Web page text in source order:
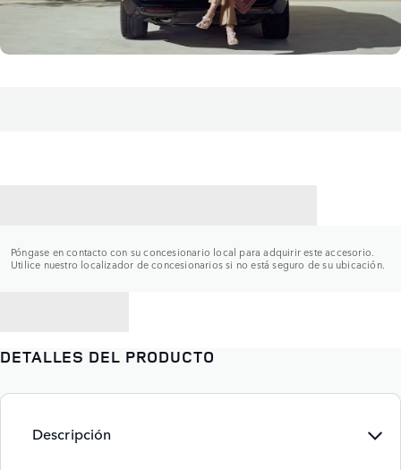
Póngase en contacto con su concesionario local para adquirir este accesorio.
Utilice nuestro localizador de concesionarios si no está seguro de su ubicación.
DETALLES DEL PRODUCTO
Descripción